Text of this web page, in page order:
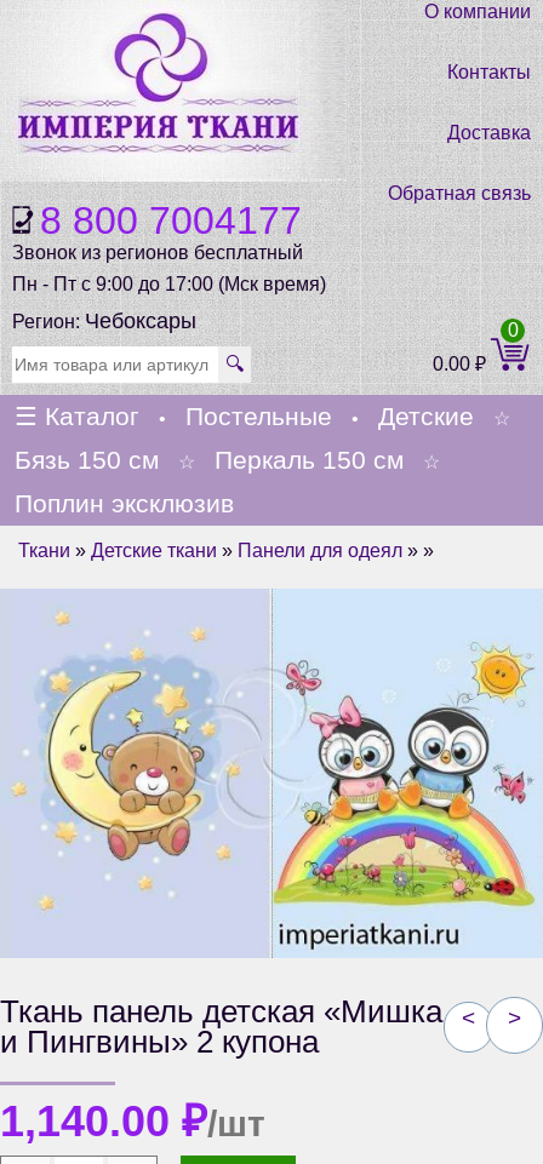
8 800 7004177
Звонок из регионов бесплатный
Пн - Пт с 9:00 до 17:00 (Мск время)
О компании
Контакты
Доставка
Обратная связь
Регион:Чебоксары
🔍 0.00₽
0
☰ Каталог • Постельные • Детские ☆
Бязь 150 см ☆ Перкаль 150 см ☆
Поплин эксклюзив
Ткани » Детские ткани » Панели для одеял » »
< >
Ткань панель детская «Мишка
и Пингвины» 2 купона
1,140.00 ₽/шт